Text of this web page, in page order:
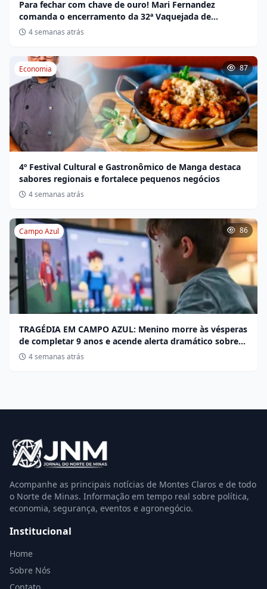
Para fechar com chave de ouro! Mari Fernandez
comanda o encerramento da 32ª Vaquejada de
Miravânia hoje
4 semanas atrás
Economia 87
4º Festival Cultural e Gastronômico de Manga destaca
sabores regionais e fortalece pequenos negócios
4 semanas atrás
Campo Azul 86
TRAGÉDIA EM CAMPO AZUL: Menino morre às vésperas
de completar 9 anos e acende alerta dramático sobre
desafios no Roblox
4 semanas atrás
Acompanhe as principais notícias de Montes Claros e de todo
o Norte de Minas. Informação em tempo real sobre política,
economia, segurança, eventos e agronegócio.
Institucional
Home
Sobre Nós
Contato